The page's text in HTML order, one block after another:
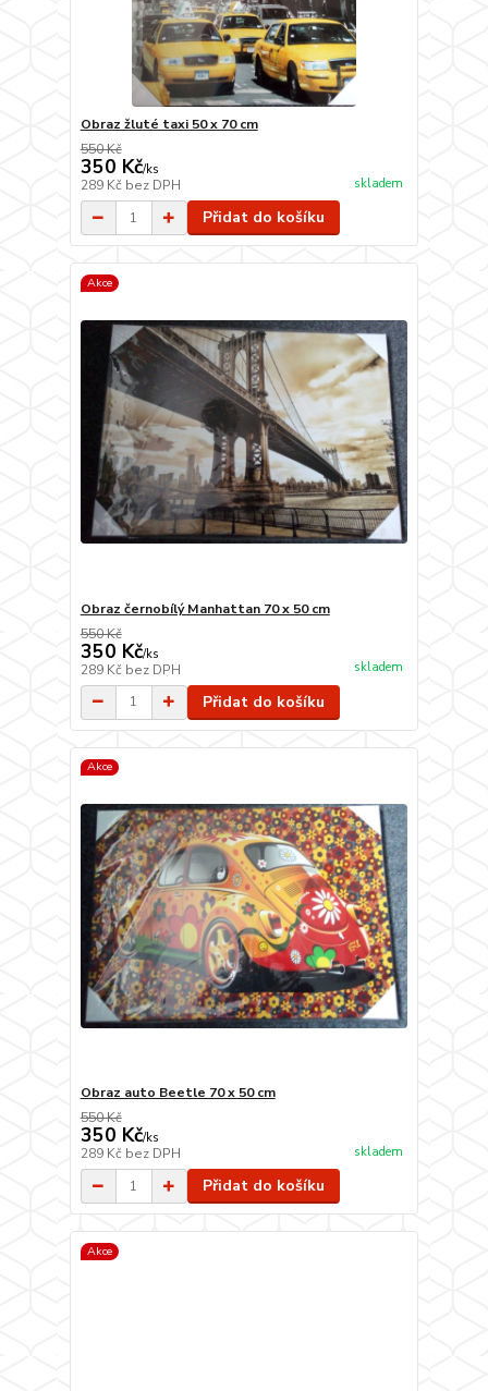
Obraz žluté taxi 50 x 70 cm
550 Kč
350 Kč/ks
289 Kč bez DPH skladem
Přidat do košíku
Akce
Obraz černobílý Manhattan 70 x 50 cm
550 Kč
350 Kč/ks
289 Kč bez DPH skladem
Přidat do košíku
Akce
Obraz auto Beetle 70 x 50 cm
550 Kč
350 Kč/ks
289 Kč bez DPH skladem
Přidat do košíku
Akce